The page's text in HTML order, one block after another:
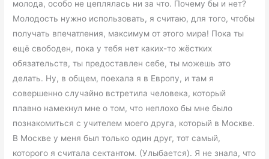
молода, особо не цеплялась ни за что. Почему бы и нет?
Молодость нужно использовать, я считаю, для того, чтобы
получать впечатления, максимум от этого мира! Пока ты
ещё свободен, пока у тебя нет каких-то жёстких
обязательств, ты предоставлен себе, ты можешь это
делать. Ну, в общем, поехала я в Европу, и там я
совершенно случайно встретила человека, который
плавно намекнул мне о том, что неплохо бы мне было
познакомиться с учителем моего друга, который в Москве.
В Москве у меня был только один друг, тот самый,
которого я считала сектантом. (Улыбается). Я не знала, что